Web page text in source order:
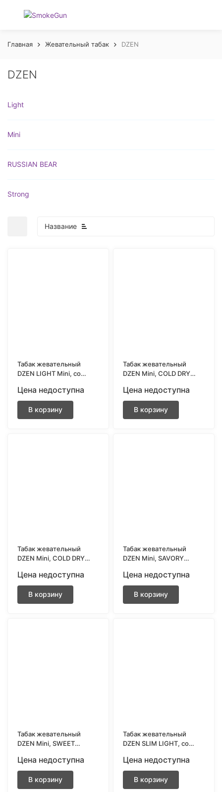
Главная Жевательный табак DZEN
DZEN
Light
Mini
RUSSIAN BEAR
Strong
Название
Табак жевательный
DZEN LIGHT Mini, со
Цена недоступна
В корзину
Табак жевательный
DZEN Mini, COLD DRY
Цена недоступна
В корзину
Табак жевательный
DZEN Mini, COLD DRY
Цена недоступна
В корзину
Табак жевательный
DZEN Mini, SAVORY
Цена недоступна
В корзину
Табак жевательный
DZEN Mini, SWEET
Цена недоступна
В корзину
Табак жевательный
DZEN SLIM LIGHT, со
Цена недоступна
В корзину